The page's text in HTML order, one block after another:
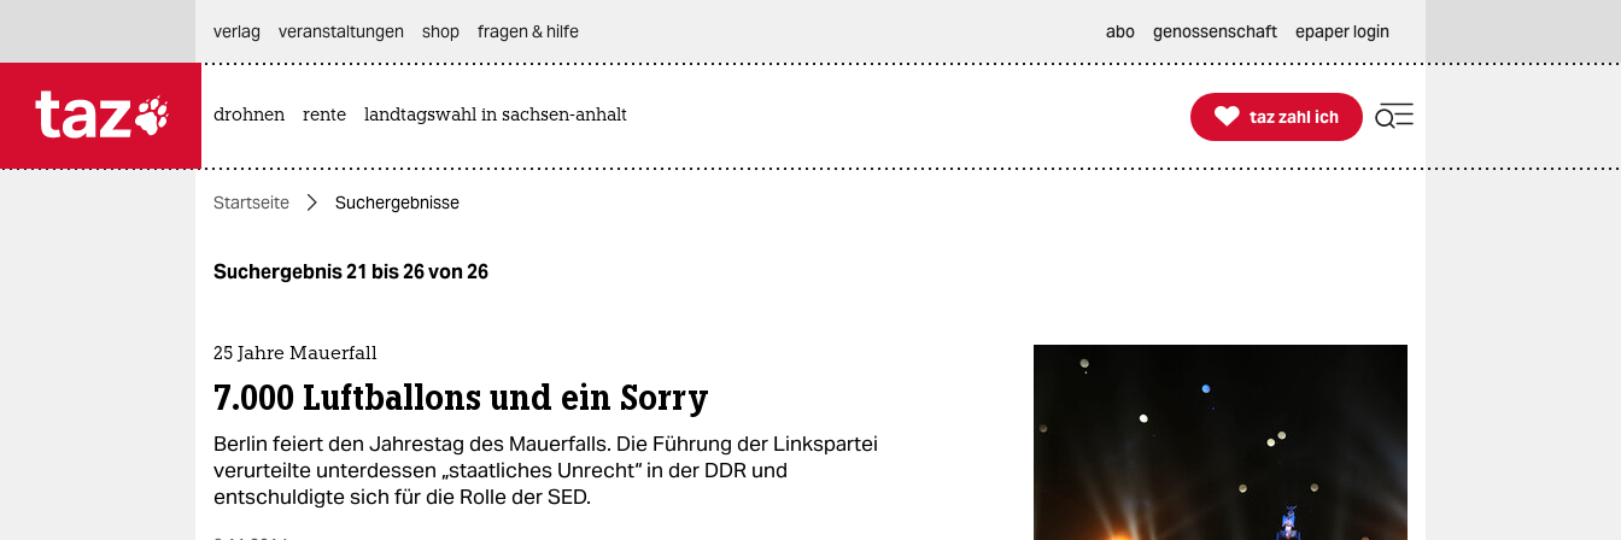
themen
politik
gesellschaft
kultur
sport
verlag
veranstaltungen shop fragen & hilfe abo genossenschaft epaper login
drohnen rente landtagswahl in sachsen-anhalt 
taz zahl ich
taz zahl ich
Startseite Suchergebnisse
Suchergebnis 21 bis 26 von 26
25 Jahre Mauerfall
7.000 Luftballons und ein Sorry
Berlin feiert den Jahrestag des Mauerfalls. Die Führung der Linkspartei
verurteilte unterdessen „staatliches Unrecht“ in der DDR und
entschuldigte sich für die Rolle der SED.